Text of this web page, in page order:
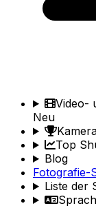
Video-
Neu
Top
Blog
Fotografie-
Liste der